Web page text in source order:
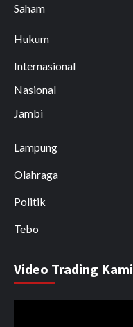
Saham
Hukum
Internasional
Nasional
Jambi
Lampung
Olahraga
Politik
Tebo
Video Trading Kami